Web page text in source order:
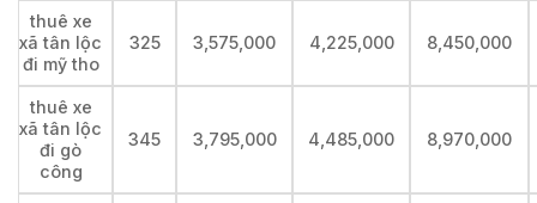
thuê xe
xã tân lộc
đi mỹ tho
325 3,575,000 4,225,000 8,450,000
thuê xe
xã tân lộc
đi gò
công
345 3,795,000 4,485,000 8,970,000